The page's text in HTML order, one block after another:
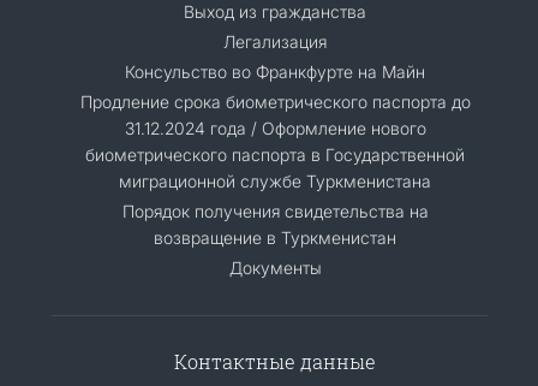
Выход из гражданства
Легализация
Консульство во Франкфурте на Майн
Продление срока биометрического паспорта до
31.12.2024 года / Оформление нового
биометрического паспорта в Государственной
миграционной службе Туркменистана
Порядок получения свидетельства на
возвращение в Туркменистан
Документы
Контактные данные